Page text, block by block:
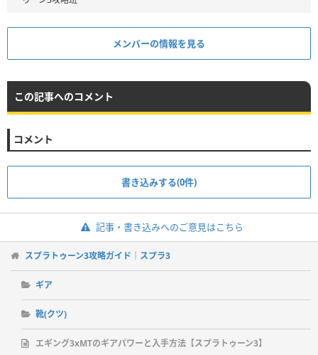
メンバーの情報を見る
この記事へのコメント
コメント
書き込みする(0件)
記事・書き込みへのご意見はこちら
スプラトゥーン3攻略ガイド｜スプラ3
ギア
靴(クツ)
エギング3xMTのギアパワーと入手方法【スプラトゥーン3】